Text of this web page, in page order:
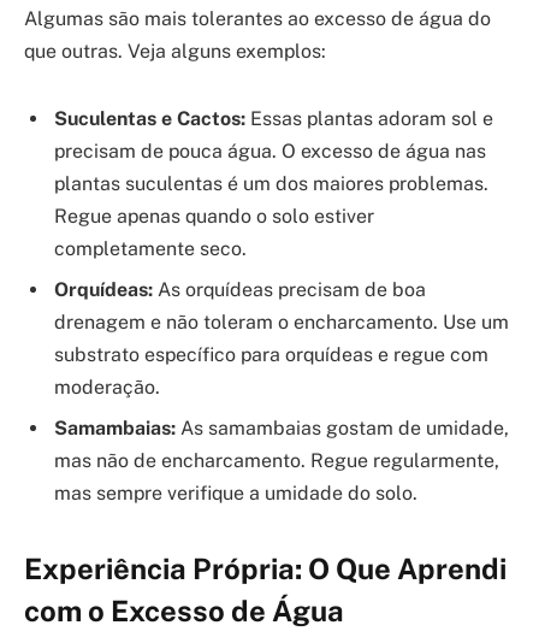
Algumas são mais tolerantes ao excesso de água do
que outras. Veja alguns exemplos:
Suculentas e Cactos: Essas plantas adoram sol e
precisam de pouca água. O excesso de água nas
plantas suculentas é um dos maiores problemas.
Regue apenas quando o solo estiver
completamente seco.
Orquídeas: As orquídeas precisam de boa
drenagem e não toleram o encharcamento. Use um
substrato específico para orquídeas e regue com
moderação.
Samambaias: As samambaias gostam de umidade,
mas não de encharcamento. Regue regularmente,
mas sempre verifique a umidade do solo.
Experiência Própria: O Que Aprendi
com o Excesso de Água